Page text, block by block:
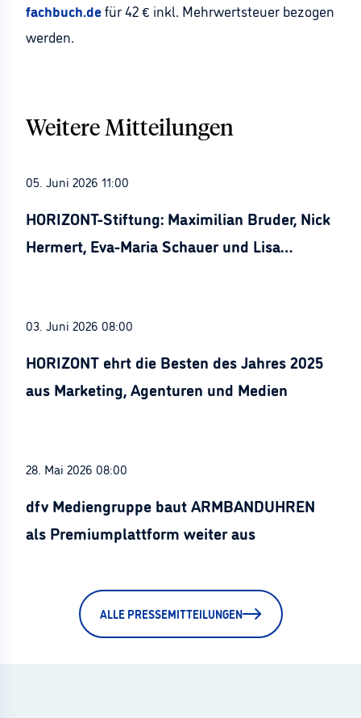
fachbuch.defür 42 € inkl. Mehrwertsteuer bezogen
werden.
Weitere Mitteilungen
05. Juni 2026 11:00
HORIZONT-Stiftung: Maximilian Bruder, Nick
Hermert, Eva-Maria Schauer und Lisa
03. Juni 2026 08:00
HORIZONT ehrt die Besten des Jahres 2025
aus Marketing, Agenturen und Medien
28. Mai 2026 08:00
dfv Mediengruppe baut ARMBANDUHREN
als Premiumplattform weiter aus
ALLE PRESSEMITTEILUNGEN